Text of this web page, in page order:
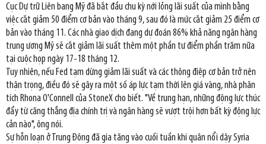
Cục Dự trữ Liên bang Mỹ đã bắt đầu chu kỳ nới lỏng lãi suất của mình bằng
việc cắt giảm 50 điểm cơ bản vào tháng 9, sau đó là mức cắt giảm 25 điểm cơ
bản vào tháng 11. Các nhà giao dịch đang dự đoán 86% khả năng ngân hàng
trung ương Mỹ sẽ cắt giảm lãi suất thêm một phần tư điểm phần trăm nữa
tại cuộc họp ngày 17-18 tháng 12.
Tuy nhiên, nếu Fed tạm dừng giảm lãi suất và các thông điệp cơ bản trở nên
thận trọng, điều đó sẽ gây ra một số áp lực tạm thời lên giá vàng, nhà phân
tích Rhona O'Connell của StoneX cho biết. "Về trung hạn, những động lực thúc
đẩy từ căng thẳng địa chính trị và ngân hàng sẽ vượt trội hơn bất kỳ động lực
cản nào", ông nói.
Sự hỗn loạn ở Trung Đông đã gia tăng vào cuối tuần khi quân nổi dậy Syria